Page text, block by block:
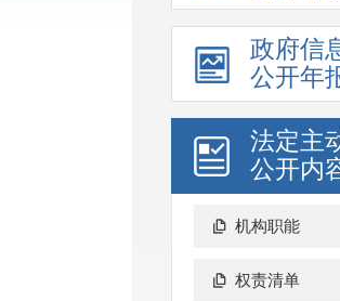
政府信
公开年
法定主
公开内
机构职能
权责清单